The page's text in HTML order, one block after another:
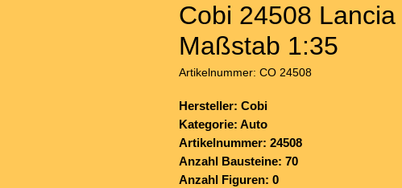
Cobi 24508
Maßstab 1:35
Artikelnummer: CO 24508
Hersteller: Cobi
Kategorie: Auto
Artikelnummer: 24508
Anzahl Bausteine: 70
Anzahl Figuren: 0